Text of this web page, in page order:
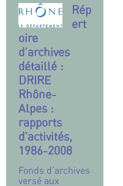
Rép
ert
oire
d’archives
détaillé :
DRIRE
Rhône-
Alpes :
rapports
d’activités,
1986-2008
Fonds d’archives
versé aux